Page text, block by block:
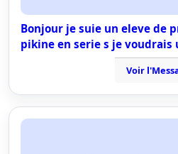
Bonjour je suie un eleve de
pikine en serie s je voudrais
Voir